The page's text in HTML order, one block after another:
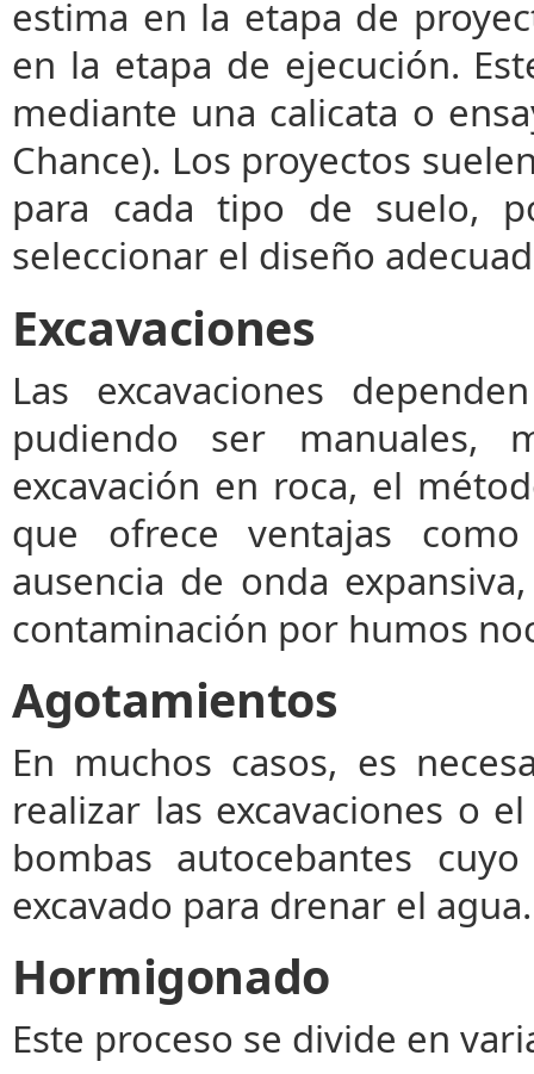
estima en la etapa de
en la etapa de ejecución.
mediante una calicata o
Chance). Los proyectos
para cada tipo de suelo,
seleccionar el diseño
Excavaciones
Las excavaciones
pudiendo ser manuales,
excavación en roca, el
que ofrece ventajas
ausencia de onda
contaminación por humos
Agotamientos
En muchos casos, es
realizar las excavaciones o
bombas autocebantes
excavado para drenar el agua.
Hormigonado
Este proceso se divide en